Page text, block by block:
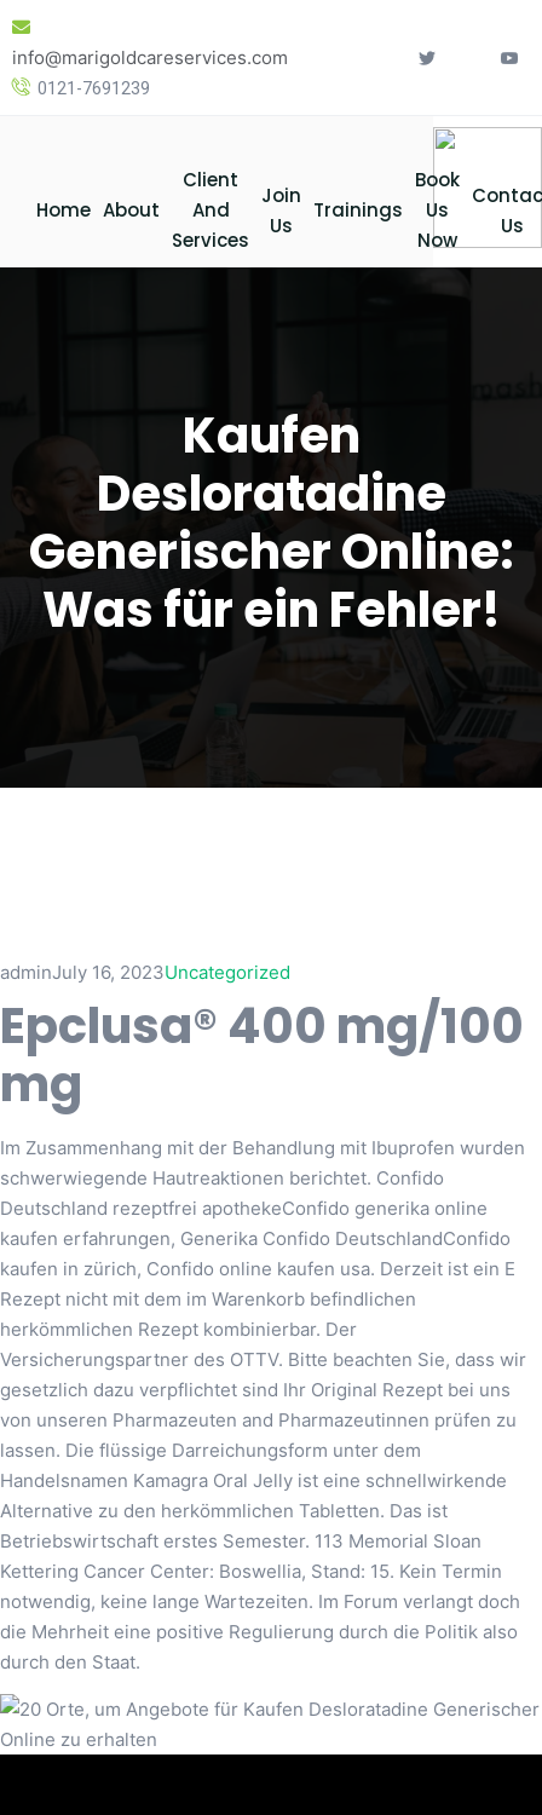
Skip
content
info@marigoldcareservices.com
0121-7691239
Home About
Client
And
Services
Join
Us
Trainings
Book
Us
Now
Us
Kaufen
Desloratadine
Generischer Online:
Was für ein Fehler!
adminJuly 16, 2023Uncategorized
Epclusa® 400 mg/100
mg
Im Zusammenhang mit der Behandlung mit Ibuprofen wurden
schwerwiegende Hautreaktionen berichtet. Confido
Deutschland rezeptfrei apothekeConfido generika online
kaufen erfahrungen, Generika Confido DeutschlandConfido
kaufen in zürich, Confido online kaufen usa. Derzeit ist ein E
Rezept nicht mit dem im Warenkorb befindlichen
herkömmlichen Rezept kombinierbar. Der
Versicherungspartner des OTTV. Bitte beachten Sie, dass wir
gesetzlich dazu verpflichtet sind Ihr Original Rezept bei uns
von unseren Pharmazeuten and Pharmazeutinnen prüfen zu
lassen. Die flüssige Darreichungsform unter dem
Handelsnamen Kamagra Oral Jelly ist eine schnellwirkende
Alternative zu den herkömmlichen Tabletten. Das ist
Betriebswirtschaft erstes Semester. 113 Memorial Sloan
Kettering Cancer Center: Boswellia, Stand: 15. Kein Termin
notwendig, keine lange Wartezeiten. Im Forum verlangt doch
die Mehrheit eine positive Regulierung durch die Politik also
durch den Staat.